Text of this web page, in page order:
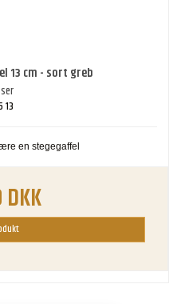
13 cm - sort greb
13
en stegegaffel